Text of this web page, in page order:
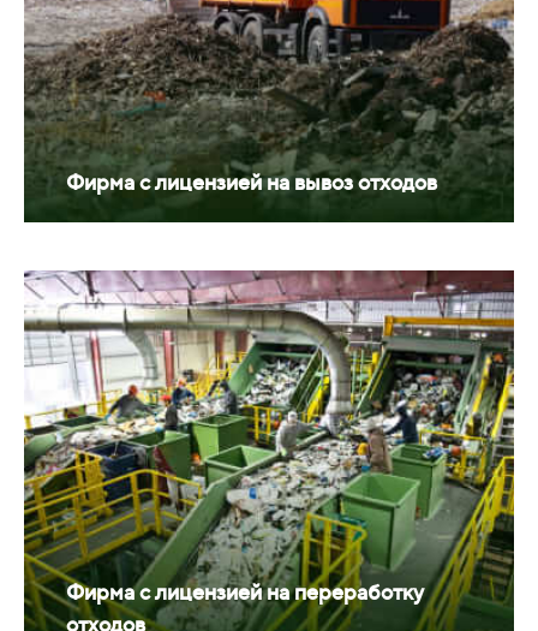
Фирма с лицензией на вывоз отходов
Фирма с лицензией на переработку
отходов